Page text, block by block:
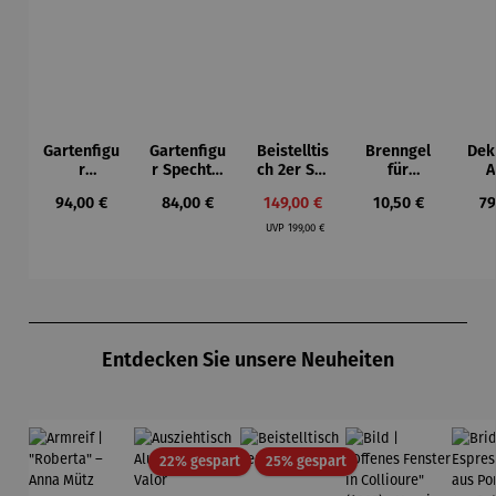
Gartenfigu
r
t Vogel -
Regulärer Preis:
94,00 €
Gartenfigu
r Specht -
Bhire
Regulärer Preis:
84,00 €
Beistelltis
ch 2er Set
Verkaufspreis:
149,00 €
UVP Regulärer Preis:
199,00 €
Brenngel
für
elle -
Regulärer Preis:
10,50 €
Entdecken Sie unsere Neuheiten
22% gespartRabatt25% gespartRabatt